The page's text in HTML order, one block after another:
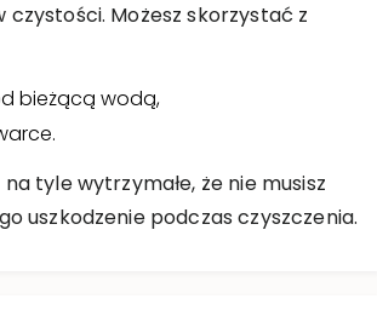
czystości. Możesz skorzystać z
bieżącą wodą,
tyle wytrzymałe, że nie musisz
uszkodzenie podczas czyszczenia.